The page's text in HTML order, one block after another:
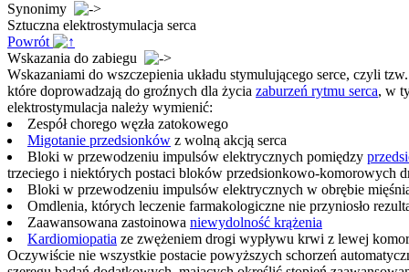
Synonimy
Sztuczna elektrostymulacja serca
Powrót
Wskazania do zabiegu
Wskazaniami do wszczepienia układu stymulującego serce, czyli
które doprowadzają do groźnych dla życia zaburzeń rytmu serca, w
elektrostymulacja należy wymienić:
Zespół chorego węzła zatokowego
Migotanie przedsionków z wolną akcją serca
Bloki w przewodzeniu impulsów elektrycznych pomiędzy
trzeciego i niektórych postaci bloków przedsionkowo-komorowych
Bloki w przewodzeniu impulsów elektrycznych w obrębie
Omdlenia, których leczenie farmakologiczne nie przyniosło
Zaawansowana zastoinowa niewydolność krążenia
Kardiomiopatia ze zwężeniem drogi wypływu krwi z lewej
Oczywiście nie wszystkie postacie powyższych schorzeń